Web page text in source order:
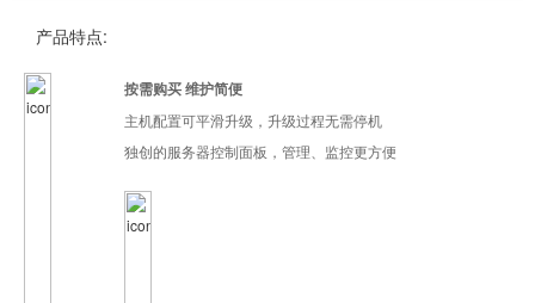
产品特点:
按需购买 维护简便
主机配置可平滑升级，升级过程无需停机
独创的服务器控制面板，管理、监控更方便